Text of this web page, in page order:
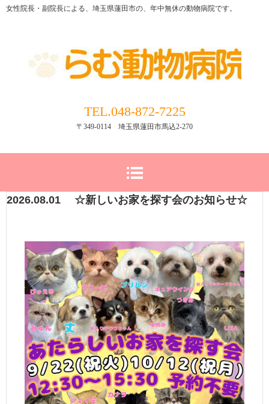
女性院長・副院長による、埼玉県蓮田市の、年中無休の動物病院です。
TEL.048-872-7225
〒349-0114 埼玉県蓮田市馬込2-270
2026.08.01 ☆新しいお家を探す会のお知らせ☆